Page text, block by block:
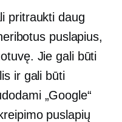
pritraukti daug
puslapius,
Jie gali būti
ir gali būti
„Google“
puslapių